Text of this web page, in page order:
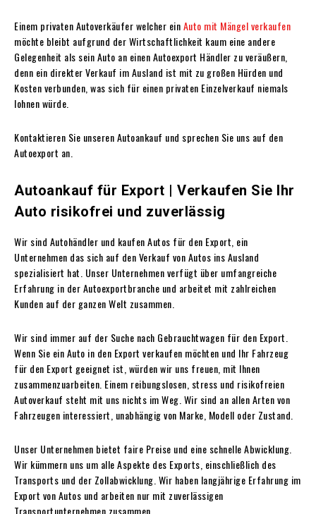
Einem privaten Autoverkäufer welcher einAuto mit Mängel verkaufen
möchte bleibt aufgrund der Wirtschaftlichkeit kaum eine andere
Gelegenheit als sein Auto an einen Autoexport Händler zu veräußern,
denn ein direkter Verkauf im Ausland ist mit zu großen Hürden und
Kosten verbunden, was sich für einen privaten Einzelverkauf niemals
lohnen würde.
Kontaktieren Sie unseren Autoankauf und sprechen Sie uns auf den
Autoexport an.
Autoankauf für Export | Verkaufen Sie Ihr
Auto risikofrei und zuverlässig
Wir sind Autohändler und kaufen Autos für den Export, ein
Unternehmen das sich auf den Verkauf von Autos ins Ausland
spezialisiert hat. Unser Unternehmen verfügt über umfangreiche
Erfahrung in der Autoexportbranche und arbeitet mit zahlreichen
Kunden auf der ganzen Welt zusammen.
Wir sind immer auf der Suche nach Gebrauchtwagen für den Export.
Wenn Sie ein Auto in den Export verkaufen möchten und Ihr Fahrzeug
für den Export geeignet ist, würden wir uns freuen, mit Ihnen
zusammenzuarbeiten. Einem reibungslosen, stress und risikofreien
Autoverkauf steht mit uns nichts im Weg. Wir sind an allen Arten von
Fahrzeugen interessiert, unabhängig von Marke, Modell oder Zustand.
Unser Unternehmen bietet faire Preise und eine schnelle Abwicklung.
Wir kümmern uns um alle Aspekte des Exports, einschließlich des
Transports und der Zollabwicklung. Wir haben langjährige Erfahrung im
Export von Autos und arbeiten nur mit zuverlässigen
Transportunternehmen zusammen.